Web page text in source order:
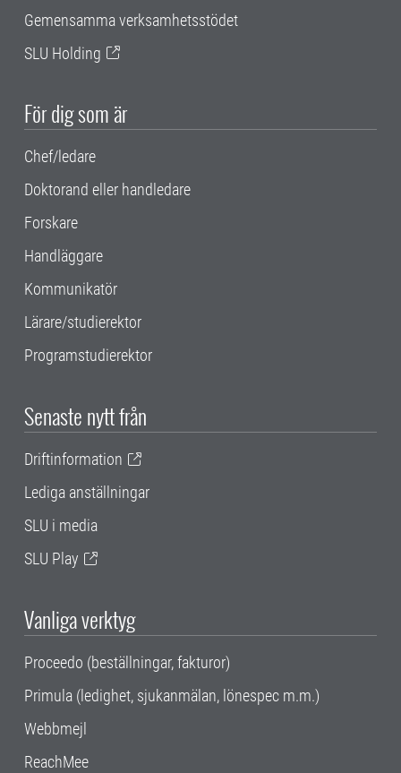
Gemensamma verksamhetsstödet
SLU Holding
För dig som är
Chef/ledare
Doktorand eller handledare
Forskare
Handläggare
Kommunikatör
Lärare/studierektor
Programstudierektor
Senaste nytt från
Driftinformation
Lediga anställningar
SLU i media
SLU Play
Vanliga verktyg
Proceedo (beställningar, fakturor)
Primula (ledighet, sjukanmälan, lönespec m.m.)
Webbmejl
ReachMee